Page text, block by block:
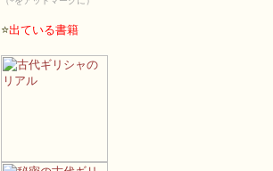
⭐️出ている書籍